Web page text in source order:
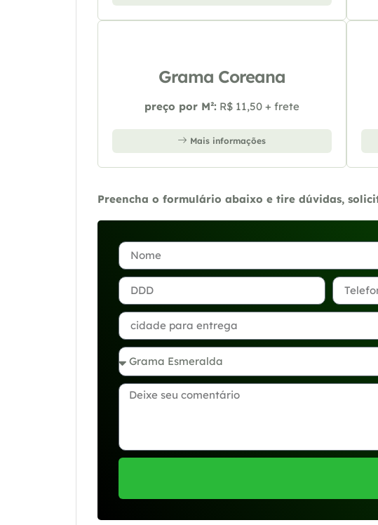
Grama Coreana
preço por M²: R$ 11,50 + frete
Mais informações
Preencha o formulário abaixo e tire dúvidas,